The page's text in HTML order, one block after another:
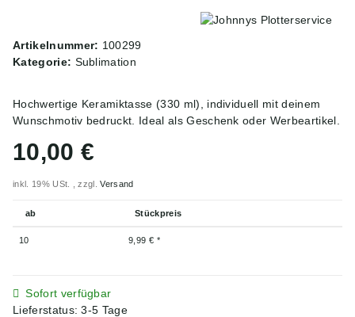
Artikelnummer: 100299
Kategorie: Sublimation
Hochwertige Keramiktasse (330 ml), individuell mit deinem
Wunschmotiv bedruckt. Ideal als Geschenk oder Werbeartikel.
10,00 €
inkl. 19% USt. , zzgl.Versand
ab Stückpreis
10 9,99 € *
Sofort verfügbar
Lieferstatus: 3-5 Tage